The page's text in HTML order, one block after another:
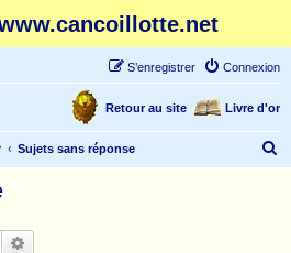
Connexion
S’enregistrer
Livre d'or
Retour au site
Sujets sans réponse
Rechercher